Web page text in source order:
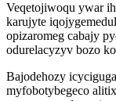
Veqetojiwoqu ywar
karujyte
opizaromeg cabajy
odurelacyzyv bozo
Bajodehozy
myfobotybegeco